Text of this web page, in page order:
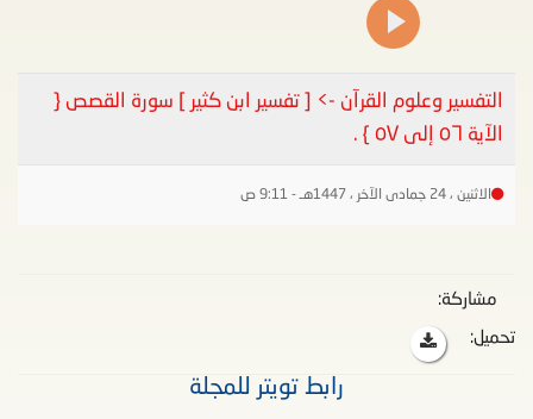
التفسير وعلوم القرآن -> [ تفسير ابن كثير ] سورة القصص {
الآية ٥٦ إلى ٥٧ } .
الاثنين ، 24 جمادى الآخر ، 1447هـ - 9:11 ص
مشاركة:
تحميل:
رابط تويتر للمجلة